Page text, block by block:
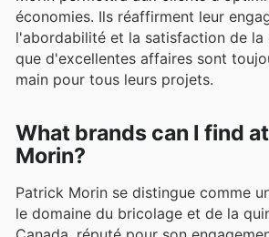
économies. Ils réaffirment leur
l'abordabilité et la satisfaction de la
que d'excellentes affaires sont
main pour tous leurs projets.
What brands can I find
Morin?
Patrick Morin se distingue comme
le domaine du bricolage et de la